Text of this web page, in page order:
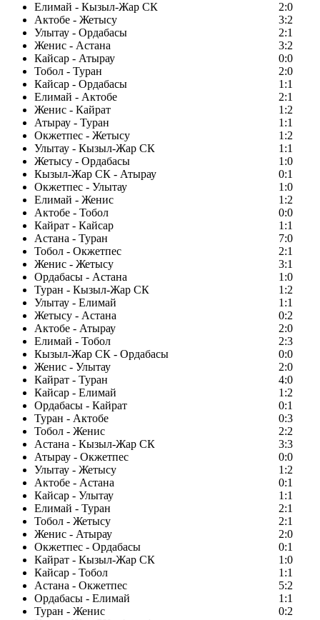
Елимай - Кызыл-Жар СК
2:0
Актобе - Жетысу
3:2
Улытау - Ордабасы
2:1
Женис - Астана
3:2
Кайсар - Атырау
0:0
Тобол - Туран
2:0
Кайсар - Ордабасы
1:1
Елимай - Актобе
2:1
Женис - Кайрат
1:2
Атырау - Туран
1:1
Окжетпес - Жетысу
1:2
Улытау - Кызыл-Жар СК
1:1
Жетысу - Ордабасы
1:0
Кызыл-Жар СК - Атырау
0:1
Окжетпес - Улытау
1:0
Елимай - Женис
1:2
Актобе - Тобол
0:0
Кайрат - Кайсар
1:1
Астана - Туран
7:0
Тобол - Окжетпес
2:1
Женис - Жетысу
3:1
Ордабасы - Астана
1:0
Туран - Кызыл-Жар СК
1:2
Улытау - Елимай
1:1
Жетысу - Астана
0:2
Актобе - Атырау
2:0
Елимай - Тобол
2:3
Кызыл-Жар СК - Ордабасы
0:0
Женис - Улытау
2:0
Кайрат - Туран
4:0
Кайсар - Елимай
1:2
Ордабасы - Кайрат
0:1
Туран - Актобе
0:3
Тобол - Женис
2:2
Астана - Кызыл-Жар СК
3:3
Атырау - Окжетпес
0:0
Улытау - Жетысу
1:2
Актобе - Астана
0:1
Кайсар - Улытау
1:1
Елимай - Туран
2:1
Тобол - Жетысу
2:1
Женис - Атырау
2:0
Окжетпес - Ордабасы
0:1
Кайрат - Кызыл-Жар СК
1:0
Кайсар - Тобол
1:1
Астана - Окжетпес
5:2
Ордабасы - Елимай
1:1
Туран - Женис
0:2